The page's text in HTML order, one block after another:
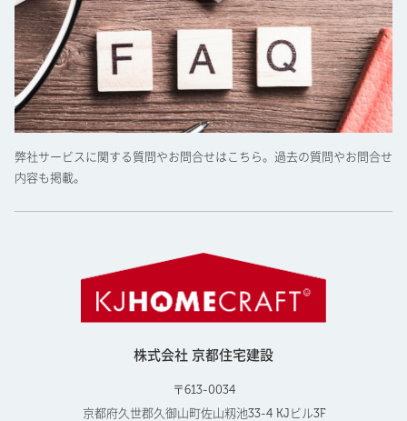
弊社サービスに関する質問やお問合せはこちら。過去の質問やお問合せ
内容も掲載。
株式会社 京都住宅建設
〒613-0034
京都府久世郡久御山町佐山籾池33-4 KJビル3F